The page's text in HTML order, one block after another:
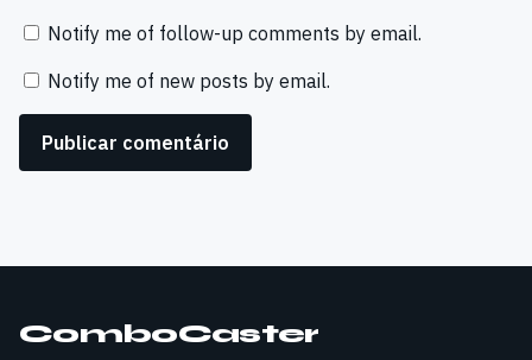
Notify me of follow-up comments by email.
Notify me of new posts by email.
ComboCaster